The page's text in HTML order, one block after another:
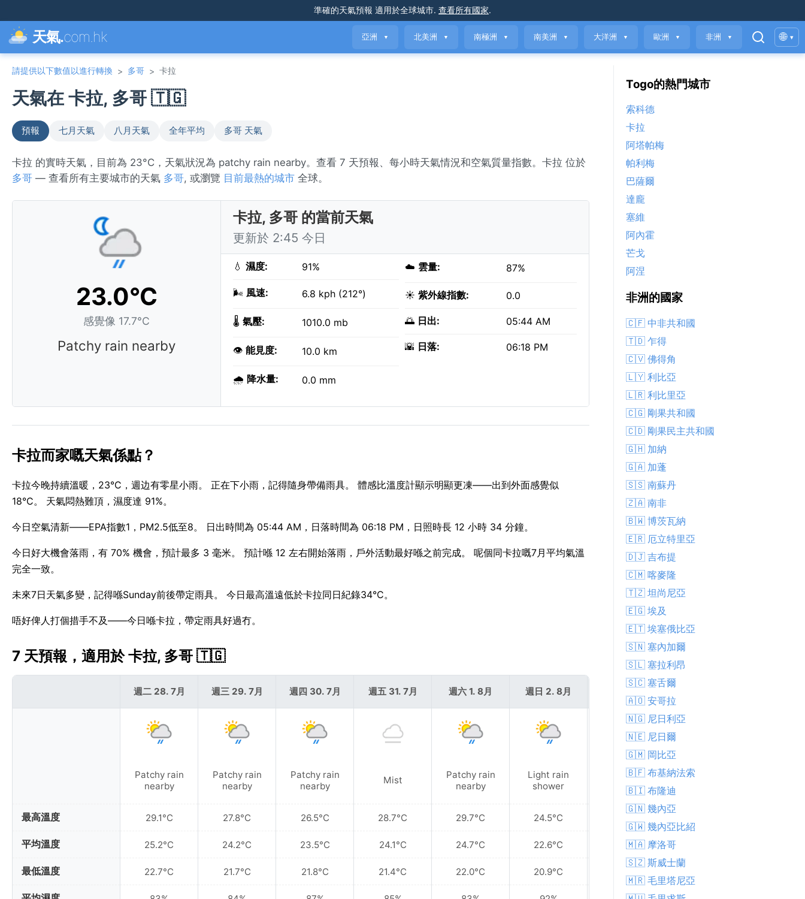
準確的天氣預報 適用於全球城市. 查看所有國家.
天氣.com.hk 亞洲 ▼ 北美洲 ▼ 南極洲 ▼ 南美洲 ▼ 大洋洲 ▼ 歐洲 ▼ 非洲 ▼ 🌐 ▾
請提供以下數值以進行轉換 > 多哥 > 卡拉
天氣在 卡拉, 多哥 🇹🇬
預報 七月天氣 八月天氣 全年平均 多哥 天氣
卡拉 的實時天氣，目前為 23°C，天氣狀況為 patchy rain nearby。查看 7 天預報、每小時天氣情況和空氣質量指數。卡拉 位於
多哥 — 查看所有主要城市的天氣 多哥, 或瀏覽 目前最熱的城市 全球。
23.0°C
感覺像 17.7°C
Patchy rain nearby
卡拉, 多哥 的當前天氣
更新於 2:45 今日
💧 濕度: 91%
🌬️ 風速: 6.8 kph (212°)
🌡️ 氣壓: 1010.0 mb
👁️ 能見度: 10.0 km
🌧️ 降水量: 0.0 mm
☁️ 雲量: 87%
☀️ 紫外線指數: 0.0
🌅 日出: 05:44 AM
🌇 日落: 06:18 PM
卡拉而家嘅天氣係點？
卡拉今晚持續溫暖，23°C，週边有零星小雨。 正在下小雨，記得隨身帶備雨具。 體感比溫度計顯示明顯更凍——出到外面感覺似
18°C。 天氣悶熱難頂，濕度達 91%。
今日空氣清新——EPA指數1，PM2.5低至8。 日出時間為 05:44 AM，日落時間為 06:18 PM，日照時長 12 小時 34 分鐘。
今日好大機會落雨，有 70% 機會，預計最多 3 毫米。 預計喺 12 左右開始落雨，戶外活動最好喺之前完成。 呢個同卡拉嘅7月平均氣溫
完全一致。
未來7日天氣多變，記得喺Sunday前後帶定雨具。 今日最高溫遠低於卡拉同日紀錄34°C。
唔好俾人打個措手不及——今日喺卡拉，帶定雨具好過冇。
7 天預報，適用於 卡拉, 多哥 🇹🇬
最高溫度
平均溫度
最低溫度
週二 28. 7月
Patchy rain
nearby
29.1°C
25.2°C
22.7°C
週三 29. 7月
Patchy rain
nearby
27.8°C
24.2°C
21.7°C
週四 30. 7月
Patchy rain
nearby
26.5°C
23.5°C
21.8°C
週五 31. 7月
Mist
28.7°C
24.1°C
21.4°C
週六 1. 8月
Patchy rain
nearby
29.7°C
24.7°C
22.0°C
週日 2. 8月
Light rain
shower
24.5°C
22.6°C
20.9°C
週一 3. 8月
Fog
23.2°C
Togo的熱門城市
索科德
卡拉
阿塔帕梅
帕利梅
巴薩爾
達龐
塞維
阿內霍
芒戈
阿涅
非洲的國家
🇨🇫 中非共和國
🇹🇩 乍得
🇨🇻 佛得角
🇱🇾 利比亞
🇱🇷 利比里亞
🇨🇬 剛果共和國
🇨🇩 剛果民主共和國
🇬🇭 加納
🇬🇦 加蓬
🇸🇸 南蘇丹
🇿🇦 南非
🇧🇼 博茨瓦納
🇪🇷 厄立特里亞
🇩🇯 吉布提
🇨🇲 喀麥隆
🇹🇿 坦尚尼亞
🇪🇬 埃及
🇪🇹 埃塞俄比亞
🇸🇳 塞內加爾
🇸🇱 塞拉利昂
🇸🇨 塞舌爾
🇦🇴 安哥拉
🇳🇬 尼日利亞
🇳🇪 尼日爾
🇬🇲 岡比亞
🇧🇫 布基納法索
🇧🇮 布隆迪
🇬🇳 幾內亞
🇬🇼 幾內亞比紹
🇲🇦 摩洛哥
🇸🇿 斯威士蘭
🇲🇷 毛里塔尼亞